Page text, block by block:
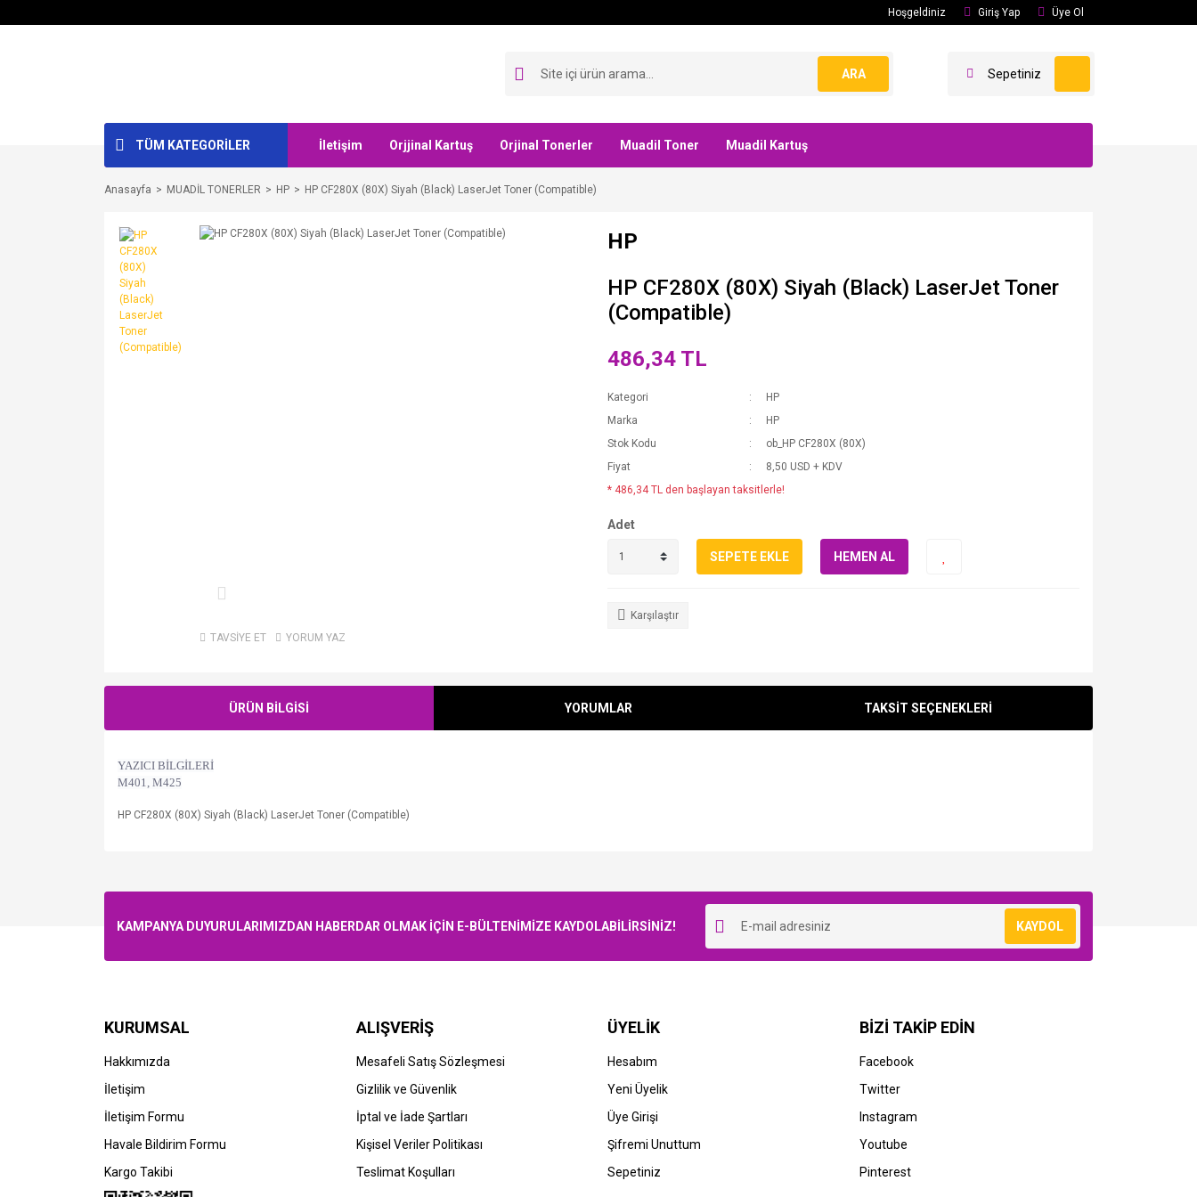
Hoşgeldiniz Giriş Yap Üye Ol
ARA Sepetiniz
TÜM KATEGORİLER İletişim Orjjinal Kartuş Orjinal Tonerler Muadil Toner Muadil Kartuş
Anasayfa MUADİL TONERLER HP HP CF280X (80X) Siyah (Black) LaserJet Toner (Compatible)
TAVSİYE ET YORUM YAZ
HP
HP CF280X (80X) Siyah (Black) LaserJet Toner
(Compatible)
486,34 TL
Kategori
HP
Marka
HP
Stok Kodu
ob_HP CF280X (80X)
Fiyat
8,50 USD + KDV
* 486,34 TL den başlayan taksitlerle!
Adet
SEPETE EKLE HEMEN AL
Karşılaştır
ÜRÜN BİLGİSİ YORUMLAR TAKSİT SEÇENEKLERİ
YAZICI BİLGİLERİ
M401, M425
HP CF280X (80X) Siyah (Black) LaserJet Toner (Compatible)
KAMPANYA DUYURULARIMIZDAN HABERDAR OLMAK İÇİN E-BÜLTENİMİZE KAYDOLABİLİRSİNİZ! KAYDOL
KURUMSAL
Hakkımızda
İletişim
İletişim Formu
Havale Bildirim Formu
Kargo Takibi
ALIŞVERİŞ
Mesafeli Satış Sözleşmesi
Gizlilik ve Güvenlik
İptal ve İade Şartları
Kişisel Veriler Politikası
Teslimat Koşulları
ÜYELİK
Hesabım
Yeni Üyelik
Üye Girişi
Şifremi Unuttum
Sepetiniz
BİZİ TAKİP EDİN
Facebook
Twitter
Instagram
Youtube
Pinterest